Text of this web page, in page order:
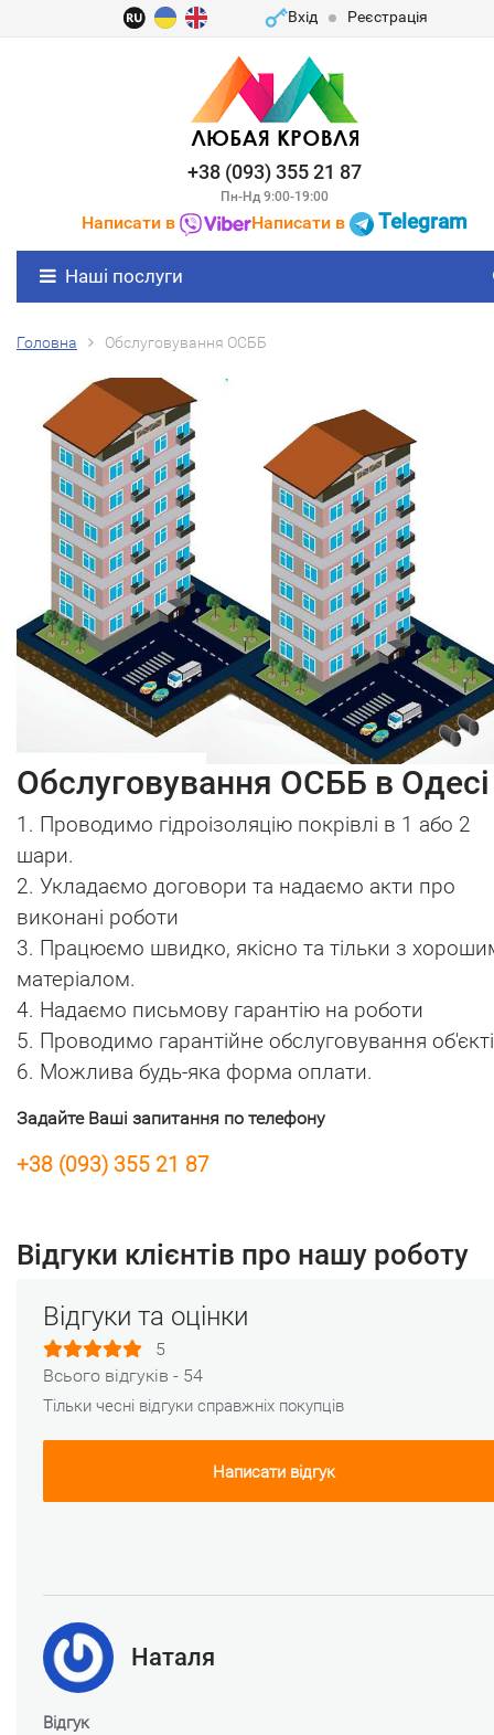
Вхід Реєстрація
+38 (093) 355 21 87
Пн-Нд 9:00-19:00
Написати в Написати в Telegram
Наші послуги
Головна Обслуговування ОСББ
Обслуговування ОСББ в Одесі
1. Проводимо гідроізоляцію покрівлі в 1 або 2
шари.
2. Укладаємо договори та надаємо акти про
виконані роботи
3. Працюємо швидко, якісно та тільки з
матеріалом.
4. Надаємо письмову гарантію на роботи
5. Проводимо гарантійне обслуговування
6. Можлива будь-яка форма оплати.
Задайте Ваші запитання по телефону
+38 (093) 355 21 87
Відгуки клієнтів про нашу роботу
Відгуки та оцінки
5
Всього відгуків - 54
Тільки чесні відгуки справжніх покупців
Написати відгук
Наталя
Відгук